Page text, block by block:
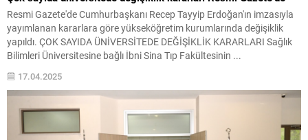
Resmi Gazete'de Cumhurbaşkanı Recep Tayyip Erdoğan'ın imzasıyla
yayımlanan kararlara göre yükseköğretim kurumlarında değişiklik
yapıldı. ÇOK SAYIDA ÜNİVERSİTEDE DEĞİŞİKLİK KARARLARI Sağlık
Bilimleri Üniversitesine bağlı İbni Sina Tıp Fakültesinin ...
17.04.2025